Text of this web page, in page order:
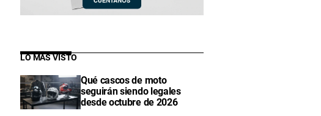
LO MÁS VISTO
Qué cascos de moto
seguirán siendo legales
desde octubre de 2026